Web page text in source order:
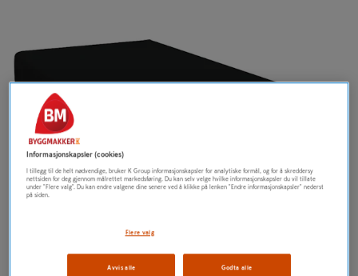
Informasjonskapsler (cookies)
I tillegg til de helt nødvendige, bruker K Group informasjonskapsler for analytiske formål, og for å skreddersy
nettsiden for deg gjennom målrettet markedsføring. Du kan selv velge hvilke informasjonskapsler du vil tillate
under "Flere valg". Du kan endre valgene dine senere ved å klikke på lenken "Endre informasjonskapsler" nederst
på siden.
Flere valg
Avvis alle Godta alle